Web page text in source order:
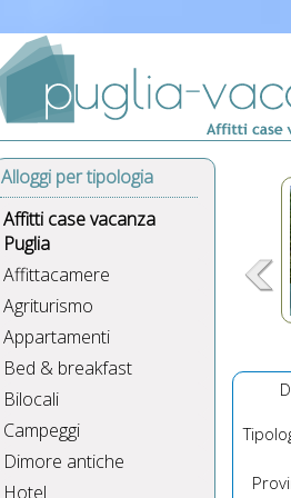
Alloggi per tipologia
Affitti case vacanza
Puglia
Affittacamere
Agriturismo
Appartamenti
Bed & breakfast
Bilocali
Campeggi
Dimore antiche
Hotel